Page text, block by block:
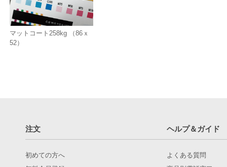
マットコート258kg （86ｘ
52）
注文 ヘルプ＆ガイド
初めての方へ
よくある質問